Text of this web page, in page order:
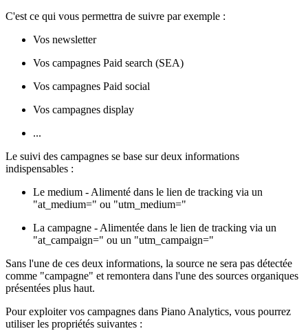
C'est ce qui vous permettra de suivre par exemple :
Vos newsletter
Vos campagnes Paid search (SEA)
Vos campagnes Paid social
Vos campagnes display
...
Le suivi des campagnes se base sur deux informations
indispensables :
Le medium - Alimenté dans le lien de tracking via un
"at_medium=" ou "utm_medium="
La campagne - Alimentée dans le lien de tracking via un
"at_campaign=" ou un "utm_campaign="
Sans l'une de ces deux informations, la source ne sera pas détectée
comme "campagne" et remontera dans l'une des sources organiques
présentées plus haut.
Pour exploiter vos campagnes dans Piano Analytics, vous pourrez
utiliser les propriétés suivantes :